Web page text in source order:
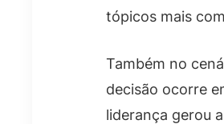
tópicos mais
Também no
decisão ocorre
liderança gerou